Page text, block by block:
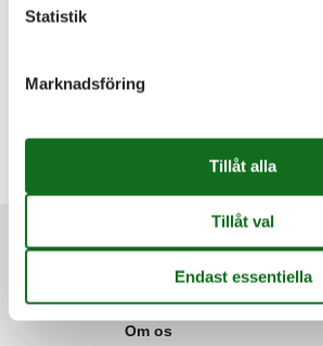
Alla
Geografier
Krakow
Information
Persondatapolitik
Cookies
Om os
Statistik
Marknadsföring